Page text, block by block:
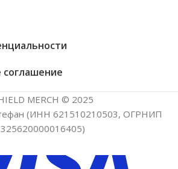
соглашение
MERCH © 2025
(ИНН 621510210503, ОГРНИП
325620000016405)